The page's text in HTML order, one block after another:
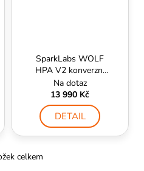
SparkLabs WOLF
HPA V2 konverzní
kit
Na dotaz
13 990 Kč
DETAIL
Ocelkem